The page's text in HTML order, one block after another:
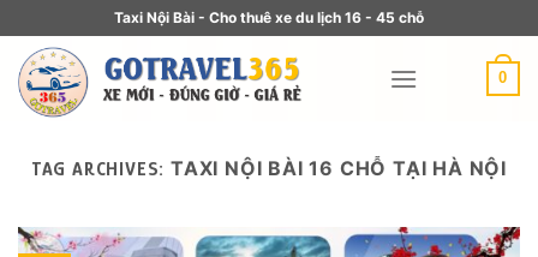
Taxi Nội Bài - Cho thuê xe du lịch 16 - 45 chỗ
0
TAG ARCHIVES:TAXI NỘI BÀI 16 CHỖ TẠI HÀ NỘI